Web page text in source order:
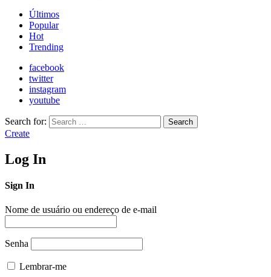
Últimos
Popular
Hot
Trending
facebook
twitter
instagram
youtube
Search for: Search
Create
Log In
Sign In
Nome de usuário ou endereço de e-mail
Senha
Lembrar-me